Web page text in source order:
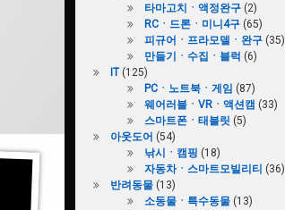
타마고치ㆍ액정완구(2)
RCㆍ드론ㆍ미니4구(65)
피규어ㆍ프라모델ㆍ완구(35)
만들기ㆍ수집ㆍ블럭 (6)
IT(125)
PCㆍ노트북ㆍ게임 (87)
웨어러블ㆍVRㆍ액션캠 (33)
스마트폰ㆍ태블릿 (5)
아웃도어 (54)
낚시ㆍ캠핑 (18)
자동차ㆍ스마트모빌리티 (36)
반려동물(13)
소동물ㆍ특수동물(13)